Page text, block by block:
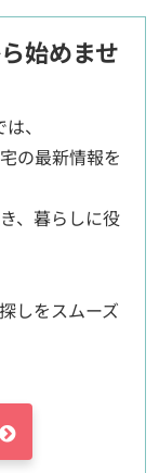
始めませ
は、
の最新情報を
、暮らしに役
しをスムーズ